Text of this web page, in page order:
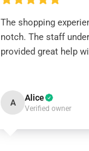
The shopping
notch. The staff
provided great help
A Alice
Verified owner